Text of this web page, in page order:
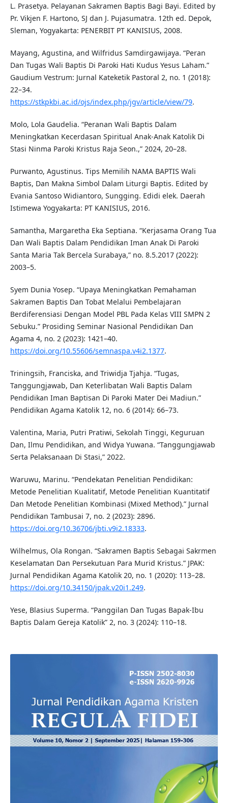
L. Prasetya. Pelayanan Sakramen Baptis Bagi Bayi. Edited by
Pr. Vikjen F. Hartono, SJ dan J. Pujasumatra. 12th ed. Depok,
Sleman, Yogyakarta: PENERBIT PT KANISIUS, 2008.
Mayang, Agustina, and Wilfridus Samdirgawijaya. “Peran
Dan Tugas Wali Baptis Di Paroki Hati Kudus Yesus Laham.”
Gaudium Vestrum: Jurnal Kateketik Pastoral 2, no. 1 (2018):
22–34.
https://stkpkbi.ac.id/ojs/index.php/jgv/article/view/79.
Molo, Lola Gaudelia. “Peranan Wali Baptis Dalam
Meningkatkan Kecerdasan Spiritual Anak-Anak Katolik Di
Stasi Ninma Paroki Kristus Raja Seon.,” 2024, 20–28.
Purwanto, Agustinus. Tips Memilih NAMA BAPTIS Wali
Baptis, Dan Makna Simbol Dalam Liturgi Baptis. Edited by
Evania Santoso Widiantoro, Sungging. Edidi elek. Daerah
Istimewa Yogyakarta: PT KANISIUS, 2016.
Samantha, Margaretha Eka Septiana. “Kerjasama Orang Tua
Dan Wali Baptis Dalam Pendidikan Iman Anak Di Paroki
Santa Maria Tak Bercela Surabaya,” no. 8.5.2017 (2022):
2003–5.
Syem Dunia Yosep. “Upaya Meningkatkan Pemahaman
Sakramen Baptis Dan Tobat Melalui Pembelajaran
Berdiferensiasi Dengan Model PBL Pada Kelas VIII SMPN 2
Sebuku.” Prosiding Seminar Nasional Pendidikan Dan
Agama 4, no. 2 (2023): 1421–40.
https://doi.org/10.55606/semnaspa.v4i2.1377.
Triningsih, Franciska, and Triwidja Tjahja. “Tugas,
Tanggungjawab, Dan Keterlibatan Wali Baptis Dalam
Pendidikan Iman Baptisan Di Paroki Mater Dei Madiun.”
Pendidikan Agama Katolik 12, no. 6 (2014): 66–73.
Valentina, Maria, Putri Pratiwi, Sekolah Tinggi, Keguruan
Dan, Ilmu Pendidikan, and Widya Yuwana. “Tanggungjawab
Serta Pelaksanaan Di Stasi,” 2022.
Waruwu, Marinu. “Pendekatan Penelitian Pendidikan:
Metode Penelitian Kualitatif, Metode Penelitian Kuantitatif
Dan Metode Penelitian Kombinasi (Mixed Method).” Jurnal
Pendidikan Tambusai 7, no. 2 (2023): 2896.
https://doi.org/10.36706/jbti.v9i2.18333.
Wilhelmus, Ola Rongan. “Sakramen Baptis Sebagai Sakrmen
Keselamatan Dan Persekutuan Para Murid Kristus.” JPAK:
Jurnal Pendidikan Agama Katolik 20, no. 1 (2020): 113–28.
https://doi.org/10.34150/jpak.v20i1.249.
Yese, Blasius Superma. “Panggilan Dan Tugas Bapak-Ibu
Baptis Dalam Gereja Katolik” 2, no. 3 (2024): 110–18.